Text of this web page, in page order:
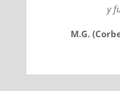
y
M.G.